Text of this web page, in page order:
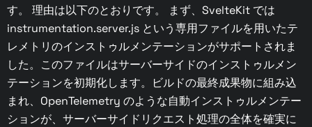
す。 理由は以下のとおりです。 まず、SvelteKit では
instrumentation.server.js という専用ファイルを用いたテ
レメトリのインストゥルメンテーションがサポートされま
した。このファイルはサーバーサイドのインストゥルメン
テーションを初期化します。ビルドの最終成果物に組み込
まれ、OpenTelemetry のような自動インストゥルメンテー
ションが、サーバーサイドリクエスト処理の全体を確実に